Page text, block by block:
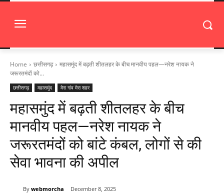
Home छत्तीसगढ़
महासमुंद में बढ़ती शीतलहर के बीच मानवीय पहल—नरेश नायक ने
जरूरतमंदों को...
छत्तीसगढ़ महासमुंद मेरा गांव मेरा शहर
महासमुंद में बढ़ती शीतलहर के बीच
मानवीय पहल—नरेश नायक ने
जरूरतमंदों को बांटे कंबल, लोगों से की
सेवा भावना की अपील
By webmorcha December 8, 2025